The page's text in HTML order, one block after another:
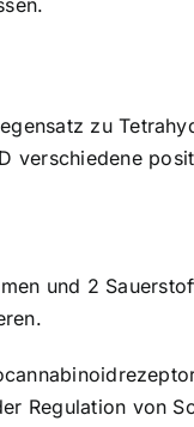
zu
verschiedene
und 2
Regulation von